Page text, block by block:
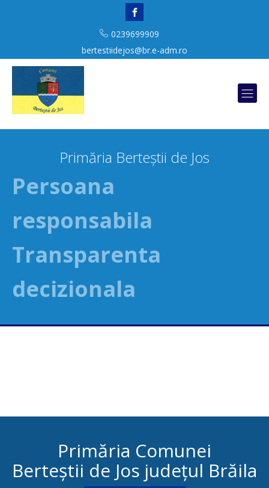
0239699909
bertestiidejos@br.e-adm.ro
Primăria Berteștii de Jos
Persoana
responsabila
Transparenta
decizionala
Primăria Comunei
Berteștii de Jos județul Brăila